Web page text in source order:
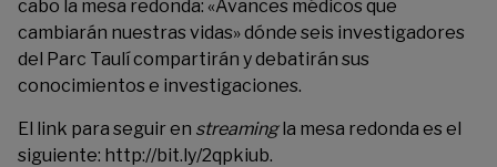
cabo la mesa redonda: «Avances médicos que
cambiarán nuestras vidas» dónde seis investigadores
del Parc Taulí compartirán y debatirán sus
conocimientos e investigaciones.
El link para seguir en streamingla mesa redonda es el
siguiente: http://bit.ly/2qpkiub.